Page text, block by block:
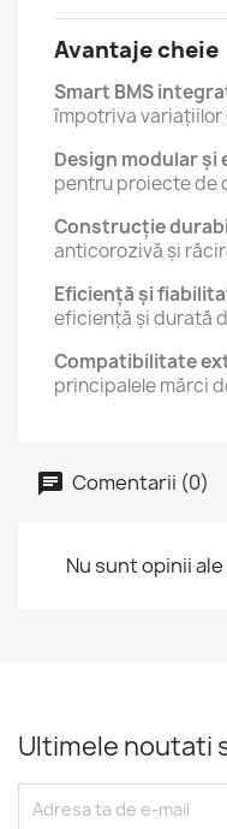
Avantaje cheie
Smart BMS
împotriva variațiilor
Design modular și
pentru proiecte de
Construcție
anticorozivă și
Eficiență și
eficiență și durată
Compatibilitate
principalele mărci
Comentarii (0)
Nu sunt opinii
Ultimele noutati